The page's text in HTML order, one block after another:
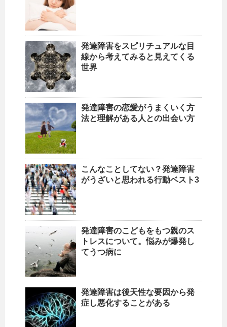
発達障害をスピリチュアルな目
線から考えてみると見えてくる
世界
発達障害の恋愛がうまくいく方
法と理解がある人との出会い方
こんなことしてない？発達障害
がうざいと思われる行動ベスト3
発達障害のこどもをもつ親のス
トレスについて。悩みが爆発し
てうつ病に
発達障害は後天性な要因から発
症し悪化することがある